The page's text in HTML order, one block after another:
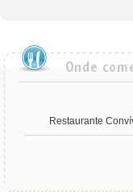
Restaurante